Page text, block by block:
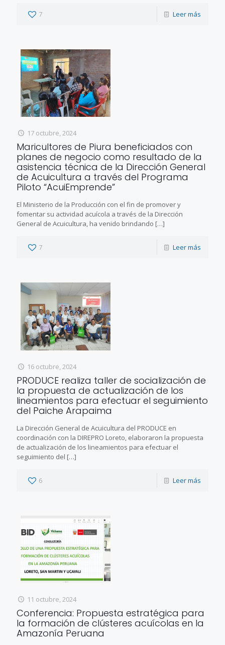
7 Leer más
17 octubre, 2024
Maricultores de Piura beneficiados con
planes de negocio como resultado de la
asistencia técnica de la Dirección General
de Acuicultura a través del Programa
Piloto “AcuiEmprende”
El Ministerio de la Producción con el fin de promover y
fomentar su actividad acuícola a través de la Dirección
General de Acuicultura, ha venido brindando […]
7 Leer más
16 octubre, 2024
PRODUCE realiza taller de socialización de
la propuesta de actualización de los
lineamientos para efectuar el seguimiento
del Paiche Arapaima
La Dirección General de Acuicultura del PRODUCE en
coordinación con la DIREPRO Loreto, elaboraron la propuesta
de actualización de los lineamientos para efectuar el
seguimiento del […]
6 Leer más
11 octubre, 2024
Conferencia: Propuesta estratégica para
la formación de clústeres acuícolas en la
Amazonía Peruana